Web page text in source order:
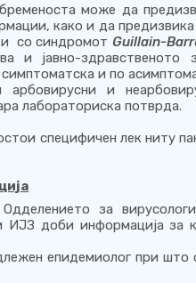
може да
како и да
со синдромот Guillain-
и јавно-здравственото
и по
и
лабораториска потврда.
специфичен лек ниту
за
ИЈЗ доби информација за
епидемиолог при што